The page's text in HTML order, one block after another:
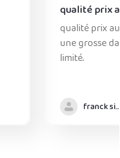
qualité prix
qualité prix
une grosse
limité.
franck simon